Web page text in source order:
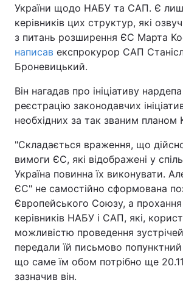
України щодо НАБУ та САП. Є
керівників цих структур, які
з питань розширення ЄС Марта
написав експрокурор САП
Броневицький.
Він нагадав про ініціативу
реєстрацію законодавчих
необхідних за так званим планом
"Складається враження, що
вимоги ЄС, які відображені у
Україна повинна їх виконувати.
ЄС" не самостійно сформована
Європейського Союзу, а
керівників НАБУ і САП, які,
можливістю проведення
передали їй письмово попунктний
що саме їм обом потрібно ще
зазначив він.